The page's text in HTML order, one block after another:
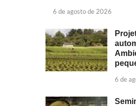
6 de agosto de 2026
6 de